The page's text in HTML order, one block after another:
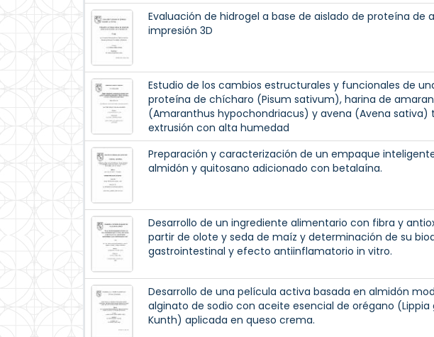
Evaluación de hidrogel a base de aislado de proteína de
impresión 3D
Estudio de los cambios estructurales y funcionales de
proteína de chícharo (Pisum sativum), harina de
(Amaranthus hypochondriacus) y avena (Avena sativa)
extrusión con alta humedad
Preparación y caracterización de un empaque
almidón y quitosano adicionado con betalaína.
Desarrollo de un ingrediente alimentario con fibra y
partir de olote y seda de maíz y determinación de su
gastrointestinal y efecto antiinflamatorio in vitro.
Desarrollo de una película activa basada en almidón
alginato de sodio con aceite esencial de orégano (Lippia
Kunth) aplicada en queso crema.